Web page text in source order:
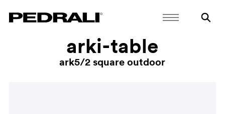
arki-table
ark5/2 square outdoor